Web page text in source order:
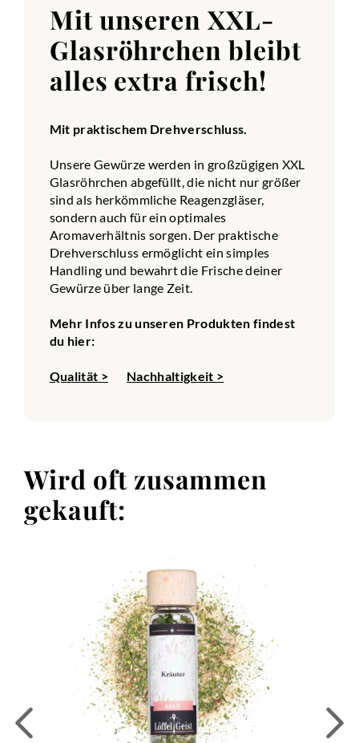
Mit unseren XXL-
Glasröhrchen bleibt
alles extra frisch!
Mit praktischem Drehverschluss.
Unsere Gewürze werden in großzügigen XXL
Glasröhrchen abgefüllt, die nicht nur größer
sind als herkömmliche Reagenzgläser,
sondern auch für ein optimales
Aromaverhältnis sorgen. Der praktische
Drehverschluss ermöglicht ein simples
Handling und bewahrt die Frische deiner
Gewürze über lange Zeit.
Mehr Infos zu unseren Produkten findest
du hier:
Qualität > Nachhaltigkeit >
Wird oft zusammen
gekauft: